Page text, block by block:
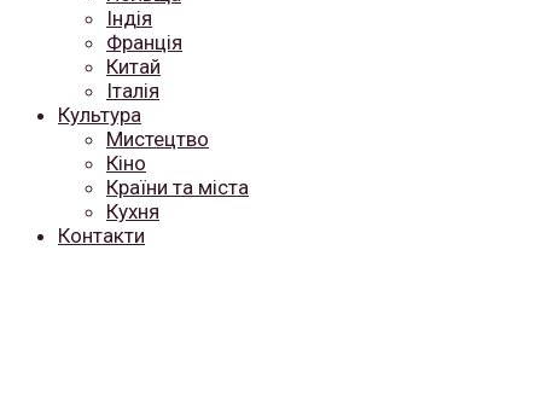
Індія
Франція
Китай
Італія
Культура
Мистецтво
Кіно
Країни та міста
Кухня
Контакти